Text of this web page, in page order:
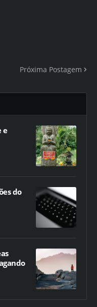
Próxima Postagem
e
do